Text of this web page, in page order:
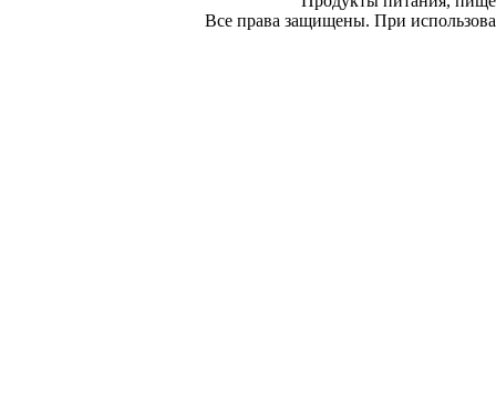
Все права защищены. При